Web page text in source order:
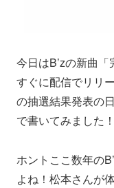
今日はB’zの新曲
すぐに配信でリリ
の抽選結果発表の
で書いてみました！
ホントここ数年の
よね！松本さんが